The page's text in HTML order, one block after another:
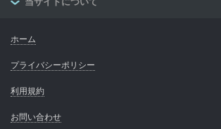
ホーム
プライバシーポリシー
利用規約
お問い合わせ